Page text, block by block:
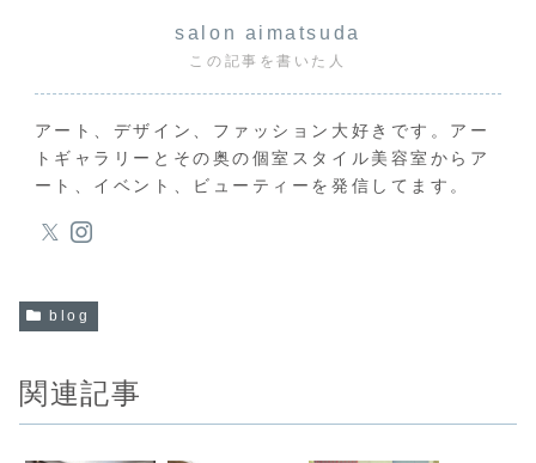
salon aimatsuda
この記事を書いた人
アート、デザイン、ファッション大好きです。アー
トギャラリーとその奥の個室スタイル美容室からア
ート、イベント、ビューティーを発信してます。
blog
関連記事